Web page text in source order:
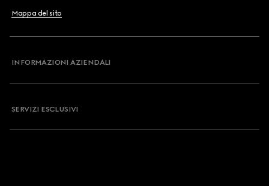
Mappa del sito
INFORMAZIONI AZIENDALI
SERVIZI ESCLUSIVI